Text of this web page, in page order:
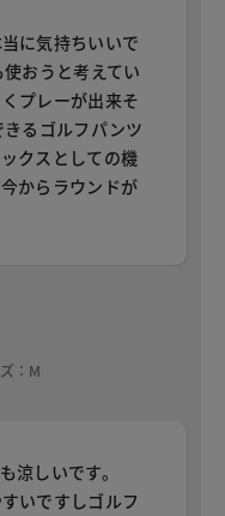
に気持ちいいで
おうと考えてい
プレーが出来そ
るゴルフパンツ
クスとしての機
からラウンドが
：M
涼しいです。
いですしゴルフ